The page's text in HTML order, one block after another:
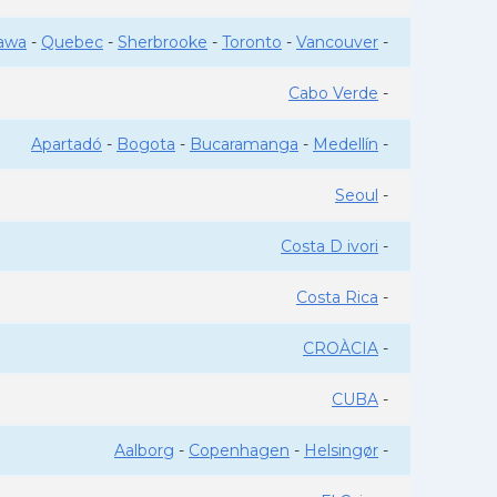
- Quebec - Sherbrooke - Toronto - Vancouver -
Cabo Verde -
Apartadó - Bogota - Bucaramanga - Medellín -
Seoul -
Costa D ivori -
Costa Rica -
CROÀCIA -
CUBA -
Aalborg - Copenhagen - Helsingør -